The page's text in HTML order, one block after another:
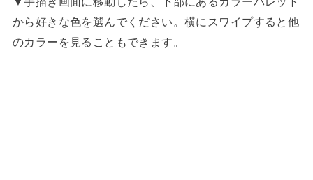
から好きな色を選んでください。横にスワイプすると他
のカラーを見ることもできます。